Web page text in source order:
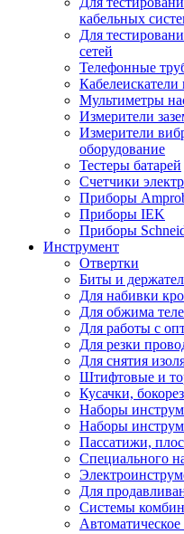
кабельных
Для
сетей
Телефонные
Мультиметры
Измерители
Измерители
оборудование
Тестеры батарей
Счетчики
Приборы
Приборы IEK
Приборы
Инструмент
Отвертки
Биты и
Для набивки
Для обжима
Для работы с
Для резки
Для снятия
Штифтовые и
Кусачки,
Наборы
Наборы
Пассатижи,
Специального
Для
Системы